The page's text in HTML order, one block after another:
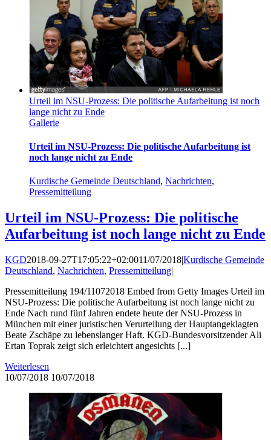
Urteil im NSU-Prozess: Die politische Aufarbeitung ist noch
lange nicht zu Ende
Gallerie
Urteil im NSU-Prozess: Die politische Aufarbeitung ist
noch lange nicht zu Ende
Kurdische Gemeinde Deutschland, Nachrichten,
Pressemitteilung
Urteil im NSU-Prozess: Die politische
Aufarbeitung ist noch lange nicht zu Ende
KGD2018-09-27T17:05:22+02:0011/07/2018|Kurdische Gemeinde
Deutschland, Nachrichten, Pressemitteilung|
Pressemitteilung 194/11072018 Embed from Getty Images Urteil im
NSU-Prozess: Die politische Aufarbeitung ist noch lange nicht zu
Ende Nach rund fünf Jahren endete heute der NSU-Prozess in
München mit einer juristischen Verurteilung der Hauptangeklagten
Beate Zschäpe zu lebenslanger Haft. KGD-Bundesvorsitzender Ali
Ertan Toprak zeigt sich erleichtert angesichts [...]
Weiterlesen
10/07/2018 10/07/2018